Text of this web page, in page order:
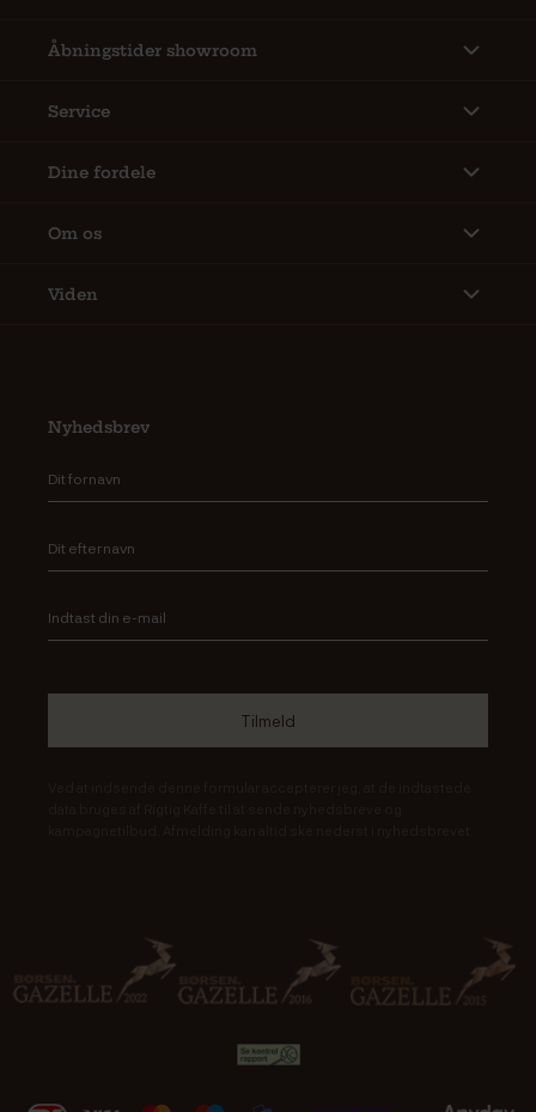
Åbningstider showroom
Service
Dine fordele
Om os
Viden
Nyhedsbrev